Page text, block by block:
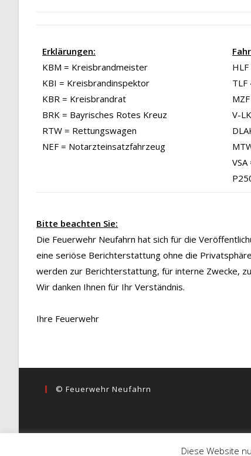
Erklärungen:
KBM = Kreisbrandmeister
KBI = Kreisbrandinspektor
KBR = Kreisbrandrat
BRK = Bayrisches Rotes Kreuz
RTW = Rettungswagen
NEF = Notarzteinsatzfahrzeug
TLF
V-
Bitte beachten Sie:
Die Feuerwehr Neufahrn hat sich für die
eine seriöse Berichterstattung ohne die
werden zur Berichterstattung, für interne Zwecke,
Wir danken Ihnen für Ihr Verständnis.
Ihre Feuerwehr
© Feuerwehr Neufahrn
Diese Website